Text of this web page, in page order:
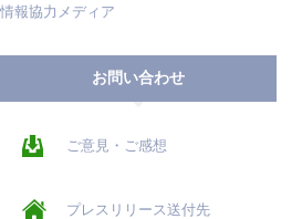
情報協力メディア
お問い合わせ
ご意見・ご感想
プレスリリース送付先